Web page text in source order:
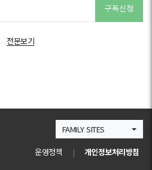
구독신청
전문보기
FAMILY SITES
운영정책 | 개인정보처리방침